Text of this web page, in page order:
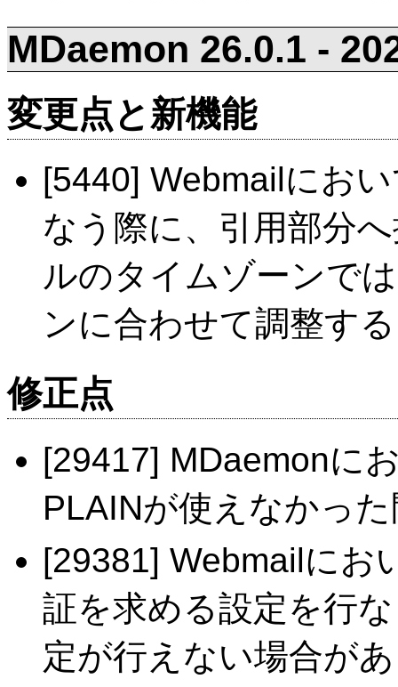
MDaemon 26.0.1 -
変更点と新機能
[5440] Webmailにお
なう際に、引用部分
ルのタイムゾーンで
ンに合わせて調整す
修正点
[29417] MDaemonに
PLAINが使えなかっ
[29381] Webmailにお
証を求める設定を行
定が行えない場合が